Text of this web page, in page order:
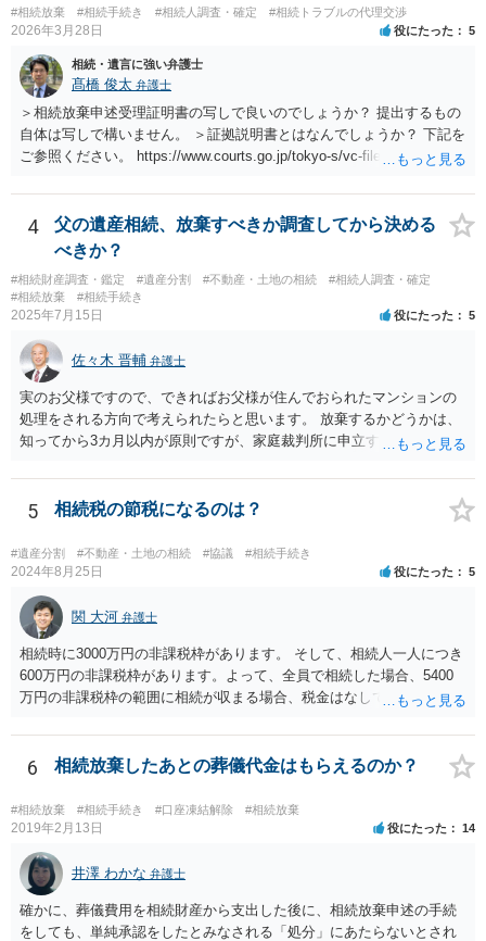
#相続放棄 #相続手続き #相続人調査・確定 #相続トラブルの代理交渉
2026年3月28日 役にたった 5
相続・遺言に強い弁護士
髙橋 俊太 弁護士
＞相続放棄申述受理証明書の写しで良いのでしょうか？ 提出するもの
自体は写しで構いません。 ＞証拠説明書とはなんでしょうか？ 下記を
ご参照ください。 https://www.courts.go.jp/tokyo-s/vc-files/tokyo-s/file/
4
父の遺産相続、放棄すべきか調査してから決める
べきか？
#相続財産調査・鑑定 #遺産分割 #不動産・土地の相続
#相続人調査・確定
#相続放棄
#相続手続き
2025年7月15日 役にたった 5
佐々木 晋輔 弁護士
実のお父様ですので、できればお父様が住んでおられたマンションの
処理をされる方向で考えられたらと思います。 放棄するかどうかは、
知ってから3カ月以内が原則ですが、家庭裁判所に申立すれば3カ月の
放棄するかどうか決めることができます。 銀行やサラ金が数年も放置
することはありませんので、数年後に借金が発見される可能性はほぼ
ありません。 なお、私が扱った相続放棄を検討していた案件で、期間
伸長して調査したところ、サラ金に対する過払金など相当な財産が見
つかったため相続したという事例がありました。
5 相続税の節税になるのは？
#遺産分割 #不動産・土地の相続 #協議 #相続手続き
2024年8月25日 役にたった 5
関 大河 弁護士
相続時に3000万円の非課税枠があります。 そして、相続人一人につき
600万円の非課税枠があります。よって、全員で相続した場合、5400
万円の非課税枠の範囲に相続が収まる場合、税金はなしです。 一人が
範囲となります。 一般的には、全員で相続する方が税金はお得です。
また、全員で相続しても、話し合いの結果、親がすべて相続と決める
こともできます。この場合でも相続の非課税枠は、全員で相続した540
0万円分使えます。 父が亡くなり、母が全部相続すると、母から三人
で相続する際は、4800万円が非課税枠となります。 そうすると、母が
亡くなってから相続すると、両親のどちらかが亡くなってから相続す
るより非課税の枠が減少します。 計画的に相続をするのがおすすめと
いうことになります。これ以外にも気をつける点はあるかもしれませ
んので、一度相談して想定するのがおすすめと思います。
6 相続放棄したあとの葬儀代金はもらえるのか？
#相続放棄 #相続手続き #口座凍結解除 #相続放棄
2019年2月13日 役にたった 14
井澤 わかな 弁護士
確かに、葬儀費用を相続財産から支出した後に、相続放棄申述の手続
をしても、単純承認をしたとみなされる「処分」にあたらないとされ